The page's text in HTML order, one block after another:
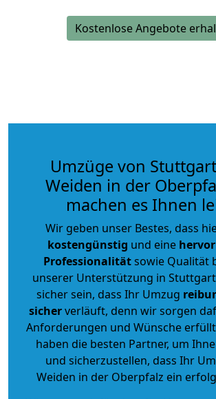
Kostenlose Angebote
Umzüge von
Weiden in der
machen es Ihnen
Wir geben unser Bestes, dass
kostengünstig und eine
Professionalitätsowie Qualität
unserer Unterstützung in
sicher sein, dass Ihr Umzug
sicherverläuft, denn wir sorgen
Anforderungen und Wünsche
haben die besten Partner, um
und sicherzustellen, dass Ihr
Weiden in der Oberpfalz ein